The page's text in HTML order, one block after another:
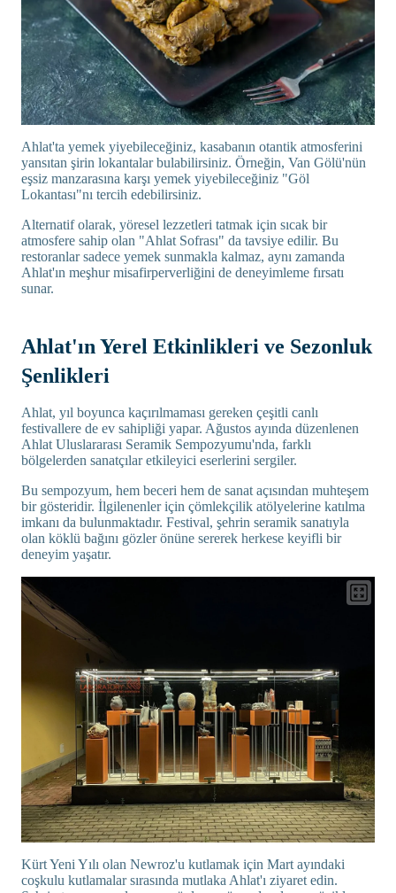
Ahlat'ta yemek yiyebileceğiniz, kasabanın otantik atmosferini
yansıtan şirin lokantalar bulabilirsiniz. Örneğin, Van Gölü'nün
eşsiz manzarasına karşı yemek yiyebileceğiniz "Göl
Lokantası"nı tercih edebilirsiniz.
Alternatif olarak, yöresel lezzetleri tatmak için sıcak bir
atmosfere sahip olan "Ahlat Sofrası" da tavsiye edilir. Bu
restoranlar sadece yemek sunmakla kalmaz, aynı zamanda
Ahlat'ın meşhur misafirperverliğini de deneyimleme fırsatı
sunar.
Ahlat'ın Yerel Etkinlikleri ve Sezonluk
Şenlikleri
Ahlat, yıl boyunca kaçırılmaması gereken çeşitli canlı
festivallere de ev sahipliği yapar. Ağustos ayında düzenlenen
Ahlat Uluslararası Seramik Sempozyumu'nda, farklı
bölgelerden sanatçılar etkileyici eserlerini sergiler.
Bu sempozyum, hem beceri hem de sanat açısından muhteşem
bir gösteridir. İlgilenenler için çömlekçilik atölyelerine katılma
imkanı da bulunmaktadır. Festival, şehrin seramik sanatıyla
olan köklü bağını gözler önüne sererek herkese keyifli bir
deneyim yaşatır.
Kürt Yeni Yılı olan Newroz'u kutlamak için Mart ayındaki
coşkulu kutlamalar sırasında mutlaka Ahlat'ı ziyaret edin.